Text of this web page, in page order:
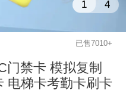
1 4
已售7010+
门禁卡 模拟复制
电梯卡考勤卡刷卡